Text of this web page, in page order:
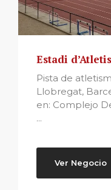
Estadi
Pista de
Llobregat,
en: Complejo
...
Ver Negocio